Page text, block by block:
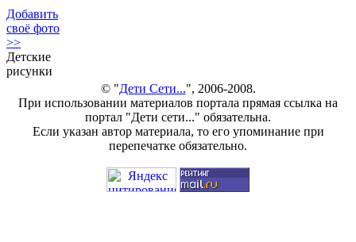
Добавить
своё фото
>>
Детские
рисунки
© "Дети Сети...", 2006-2008.
При использовании материалов портала прямая ссылка на
портал "Дети сети..." обязательна.
Если указан автор материала, то его упоминание при
перепечатке обязательно.